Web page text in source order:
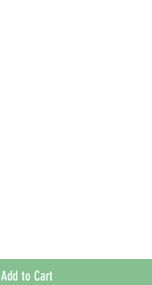
Add to Cart